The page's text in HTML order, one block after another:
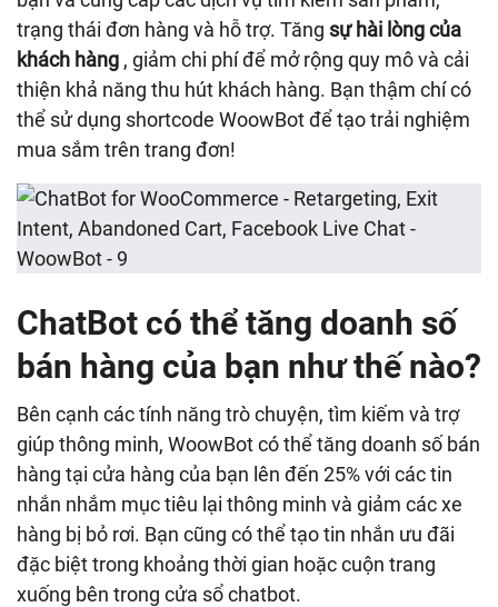
trạng thái đơn hàng và hỗ trợ. Tăng sự hài lòng của
khách hàng , giảm chi phí để mở rộng quy mô và cải
thiện khả năng thu hút khách hàng. Bạn thậm chí có
thể sử dụng shortcode WoowBot để tạo trải nghiệm
mua sắm trên trang đơn!
ChatBot có thể tăng doanh số
bán hàng của bạn như thế nào?
Bên cạnh các tính năng trò chuyện, tìm kiếm và trợ
giúp thông minh, WoowBot có thể tăng doanh số bán
hàng tại cửa hàng của bạn lên đến 25% với các tin
nhắn nhắm mục tiêu lại thông minh và giảm các xe
hàng bị bỏ rơi. Bạn cũng có thể tạo tin nhắn ưu đãi
đặc biệt trong khoảng thời gian hoặc cuộn trang
xuống bên trong cửa sổ chatbot.